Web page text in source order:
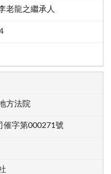
老龍之繼承人
方法院
催字第000271號